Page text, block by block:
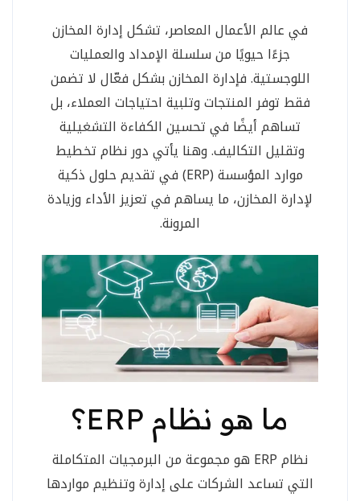
في عالم الأعمال المعاصر، تشكل إدارة المخازن
جزءًا حيويًا من سلسلة الإمداد والعمليات
اللوجستية. فإدارة المخازن بشكل فعّال لا تضمن
فقط توفر المنتجات وتلبية احتياجات العملاء، بل
تساهم أيضًا في تحسين الكفاءة التشغيلية
وتقليل التكاليف. وهنا يأتي دور نظام تخطيط
موارد المؤسسة (ERP) في تقديم حلول ذكية
لإدارة المخازن، ما يساهم في تعزيز الأداء وزيادة
المرونة.
ما هو نظام ERP؟
نظام ERP هو مجموعة من البرمجيات المتكاملة
التي تساعد الشركات على إدارة وتنظيم مواردها